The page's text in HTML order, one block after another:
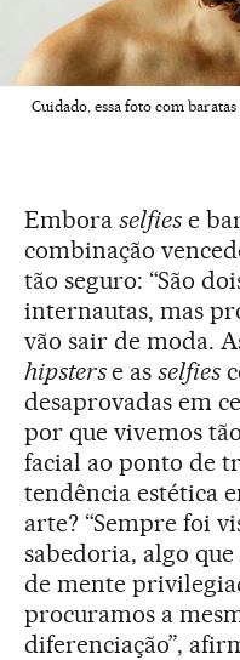
Cuidado, essa foto com
Embora selfiese
combinação
tão seguro: “São
internautas, mas
vão sair de moda.
hipsterse as selfies
desaprovadas em
por que vivemos
facial ao ponto de
tendência estética
arte? “Sempre foi
sabedoria, algo que
de mente
procuramos a
diferenciação”,